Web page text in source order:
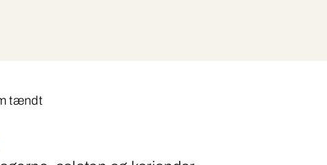
tændt